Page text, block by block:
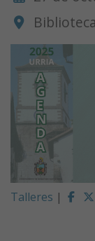
Biblioteca
Talleres |